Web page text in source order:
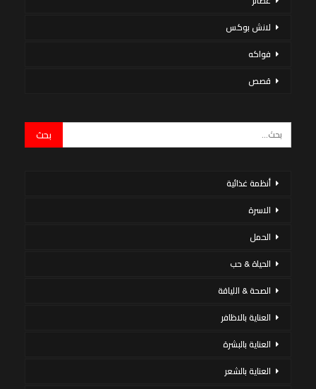
لانش بوكس
فواكه
قصص
أنظمة غذائية
الاسرة
الحمل
الحياة & حب
الصحة & اللياقة
العناية بالاظافر
العناية بالبشرة
العناية بالشعر